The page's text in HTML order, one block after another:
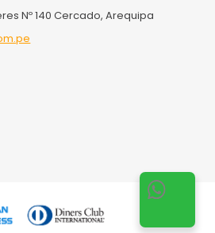
Nº 140 Cercado, Arequipa